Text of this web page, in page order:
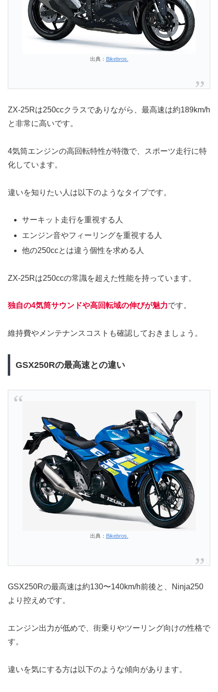
出典： Bikebros.
ZX-25Rは250ccクラスでありながら、最高速は約189km/h
と非常に高いです。
4気筒エンジンの高回転特性が特徴で、スポーツ走行に特
化しています。
違いを知りたい人は以下のようなタイプです。
サーキット走行を重視する人
エンジン音やフィーリングを重視する人
他の250ccとは違う個性を求める人
ZX-25Rは250ccの常識を超えた性能を持っています。
独自の4気筒サウンドや高回転域の伸びが魅力です。
維持費やメンテナンスコストも確認しておきましょう。
GSX250Rの最高速との違い
出典： Bikebros.
GSX250Rの最高速は約130〜140km/h前後と、Ninja250
より控えめです。
エンジン出力が低めで、街乗りやツーリング向けの性格で
す。
違いを気にする方は以下のような傾向があります。